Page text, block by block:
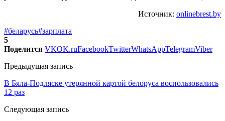
Источник: onlinebrest.by
#беларусь#зарплата
5
Поделится VKOK.ruFacebookTwitterWhatsAppTelegramViber
Предыдущая запись
В Бяла-Подляске утерянной картой белоруса воспользовались
12 раз
Следующая запись